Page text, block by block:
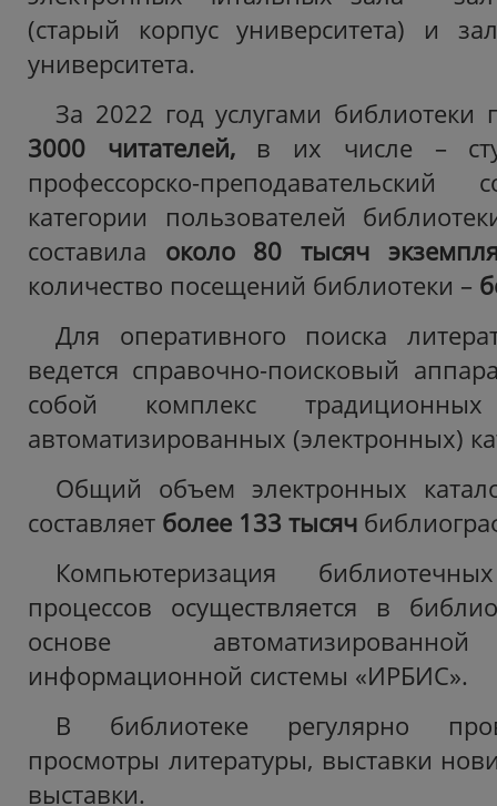
(старый корпус университета) и
университета.
За 2022 год услугами библиотеки
3000 читателей,в их числе –
профессорско-
категории пользователей
составила около 80 тысяч
количество посещений библиотеки –
Для оперативного поиска
ведется справочно-поисковый
собой комплекс
автоматизированных (электронных)
Общий объем электронных
составляет более 133 тысяч
Компьютеризация
процессов осуществляется в
основе
информационной системы «ИРБИС».
В библиотеке регулярно
просмотры литературы, выставки
выставки.